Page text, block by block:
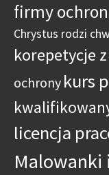
firmy
Chrystus rodzi
korepetycje
ochrony kurs
licencja
Malowanki